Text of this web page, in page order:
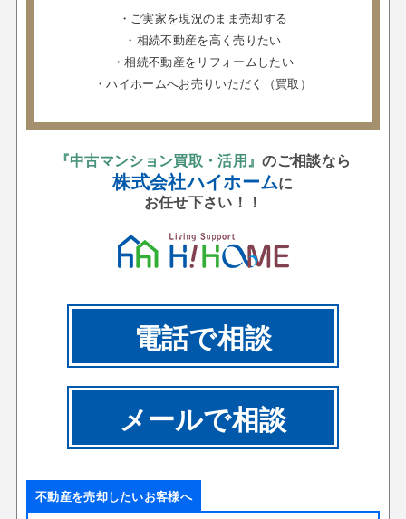
・ご実家を現況のまま売却する
・相続不動産を高く売りたい
・相続不動産をリフォームしたい
・ハイホームへお売りいただく（買取）
『中古マンション買取・活用』のご相談なら
株式会社ハイホームに
お任せ下さい！！
電話で相談
メールで相談
不動産を売却したいお客様へ